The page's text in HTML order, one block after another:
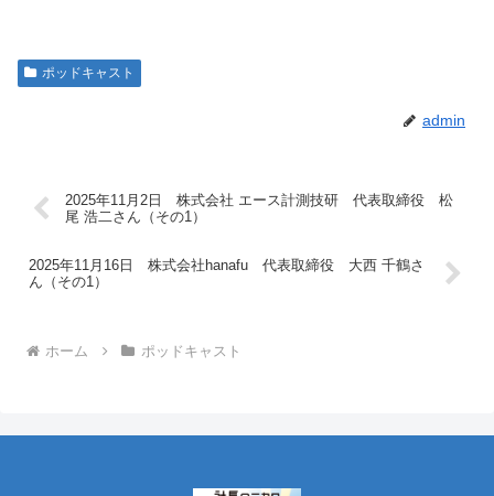
ポッドキャスト
admin
2025年11月2日 株式会社 エース計測技研 代表取締役 松
尾 浩二さん（その1）
2025年11月16日 株式会社hanafu 代表取締役 大西 千鶴さ
ん（その1）
ホーム ポッドキャスト